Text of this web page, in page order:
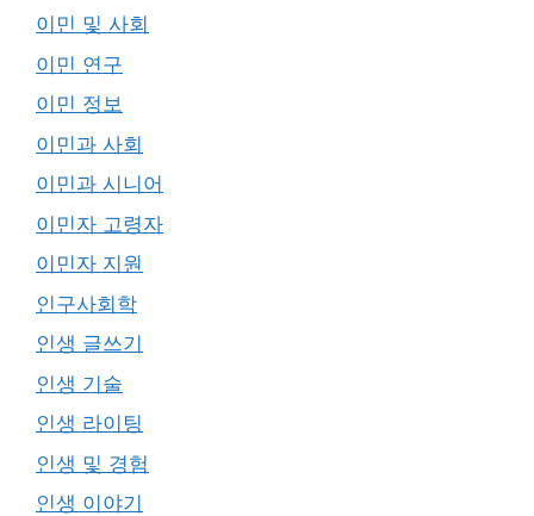
이민 및 사회
이민 연구
이민 정보
이민과 사회
이민과 시니어
이민자 고령자
이민자 지원
인구사회학
인생 글쓰기
인생 기술
인생 라이팅
인생 및 경험
인생 이야기